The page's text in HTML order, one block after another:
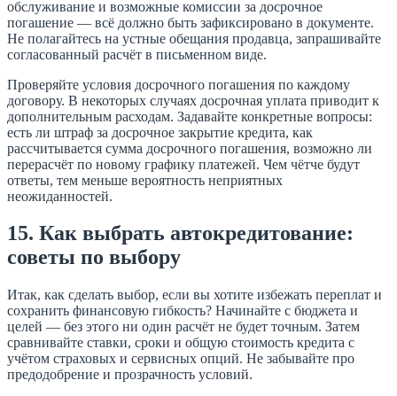
обслуживание и возможные комиссии за досрочное
погашение — всё должно быть зафиксировано в документе.
Не полагайтесь на устные обещания продавца, запрашивайте
согласованный расчёт в письменном виде.
Проверяйте условия досрочного погашения по каждому
договору. В некоторых случаях досрочная уплата приводит к
дополнительным расходам. Задавайте конкретные вопросы:
есть ли штраф за досрочное закрытие кредита, как
рассчитывается сумма досрочного погашения, возможно ли
перерасчёт по новому графику платежей. Чем чётче будут
ответы, тем меньше вероятность неприятных
неожиданностей.
15. Как выбрать автокредитование:
советы по выбору
Итак, как сделать выбор, если вы хотите избежать переплат и
сохранить финансовую гибкость? Начинайте с бюджета и
целей — без этого ни один расчёт не будет точным. Затем
сравнивайте ставки, сроки и общую стоимость кредита с
учётом страховых и сервисных опций. Не забывайте про
предодобрение и прозрачность условий.